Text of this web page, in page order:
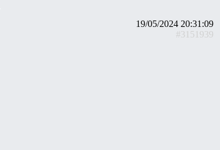
19/05/2024 20:31:09
#3151939